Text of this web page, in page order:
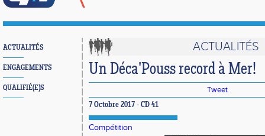
ACTUALITÉS
ENGAGEMENTS
QUALIFIÉ(E)S
ACTUALITÉS
Un Déca'Pouss record à Mer!
Tweet
7 Octobre 2017 - CD 41
Compétition